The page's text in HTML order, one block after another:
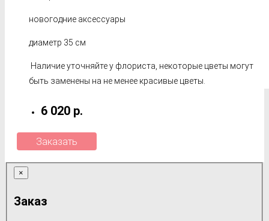
новогодние аксессуары
диаметр 35 см
Наличие уточняйте у флориста, некоторые цветы могут
быть заменены на не менее красивые цветы.
6 020 р.
Заказать
×
Заказ